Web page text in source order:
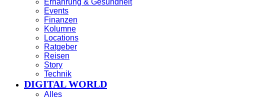
Ernährung & Gesundheit
Events
Finanzen
Kolumne
Locations
Ratgeber
Reisen
Story
Technik
DIGITAL WORLD
Alles